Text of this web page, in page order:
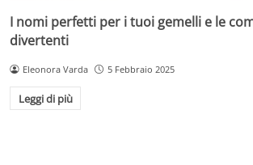
I nomi perfetti per i tuoi gemelli e le
divertenti
Eleonora Varda 5 Febbraio 2025
Leggi di più